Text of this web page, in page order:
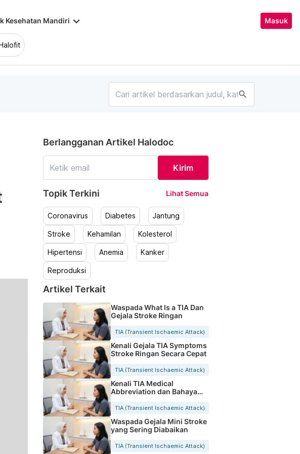
Kesehatan Mandiri keyboard_arrow_down Masuk
search
Berlangganan Artikel Halodoc
Kirim
Topik Terkini Lihat Semua
Coronavirus Diabetes Jantung
Stroke Kehamilan Kolesterol
Hipertensi Anemia Kanker
Reproduksi
Artikel Terkait
Waspada What Is a TIA Dan
Gejala Stroke Ringan
TIA (Transient Ischaemic Attack)
Kenali Gejala TIA Symptoms
Stroke Ringan Secara Cepat
TIA (Transient Ischaemic Attack)
Kenali TIA Medical
Abbreviation dan Bahaya
TIA (Transient Ischaemic Attack)
Waspada Gejala Mini Stroke
yang Sering Diabaikan
TIA (Transient Ischaemic Attack)